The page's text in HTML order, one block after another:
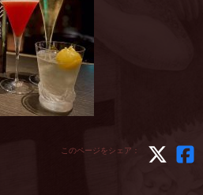
このページをシェア：